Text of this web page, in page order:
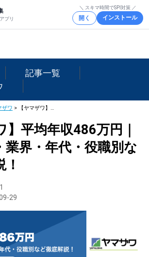
プリ
＼ スキマ時間でSPI対策 ／
開く インストール
記事一覧
ザワ > 【ヤマザワ】平均年収486万円｜年収推移・業界・年代・役職別など徹底解説！
】平均年収486万円｜
業界・年代・役職別な
29